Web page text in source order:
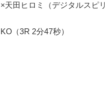
×天田ヒロミ（デジタルスピ
KO（3R 2分47秒）